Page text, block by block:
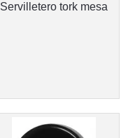
Servilletero tork mesa